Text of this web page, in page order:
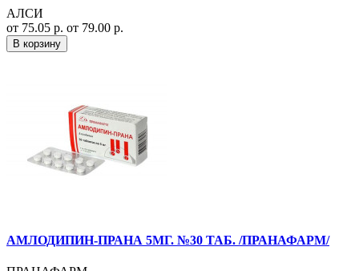
АЛСИ
от 75.05 р. от 79.00 р.
В корзину
АМЛОДИПИН-ПРАНА 5МГ. №30 ТАБ. /ПРАНАФАРМ/